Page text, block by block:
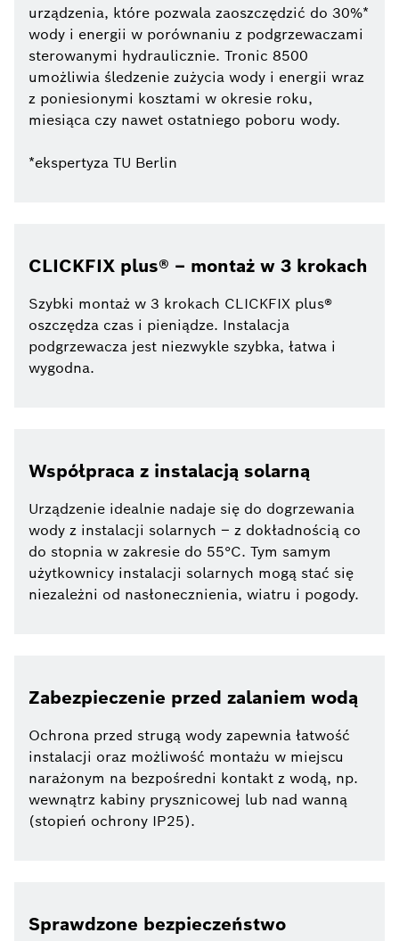
urządzenia, które pozwala zaoszczędzić do 30%*
wody i energii w porównaniu z podgrzewaczami
sterowanymi hydraulicznie. Tronic 8500
umożliwia śledzenie zużycia wody i energii wraz
z poniesionymi kosztami w okresie roku,
miesiąca czy nawet ostatniego poboru wody.
*ekspertyza TU Berlin
CLICKFIX plus® – montaż w 3 krokach
Szybki montaż w 3 krokach CLICKFIX plus®
oszczędza czas i pieniądze. Instalacja
podgrzewacza jest niezwykle szybka, łatwa i
wygodna.
Współpraca z instalacją solarną
Urządzenie idealnie nadaje się do dogrzewania
wody z instalacji solarnych – z dokładnością co
do stopnia w zakresie do 55°C. Tym samym
użytkownicy instalacji solarnych mogą stać się
niezależni od nasłonecznienia, wiatru i pogody.
Zabezpieczenie przed zalaniem wodą
Ochrona przed strugą wody zapewnia łatwość
instalacji oraz możliwość montażu w miejscu
narażonym na bezpośredni kontakt z wodą, np.
wewnątrz kabiny prysznicowej lub nad wanną
(stopień ochrony IP25).
Sprawdzone bezpieczeństwo